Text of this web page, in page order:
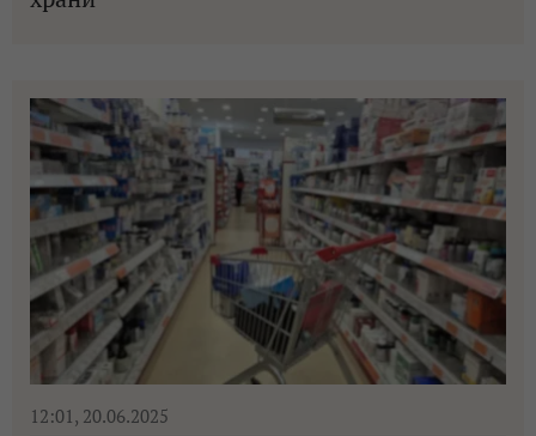
12:01, 20.06.2025